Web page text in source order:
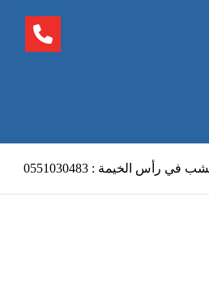
الخيمة : 0551030483